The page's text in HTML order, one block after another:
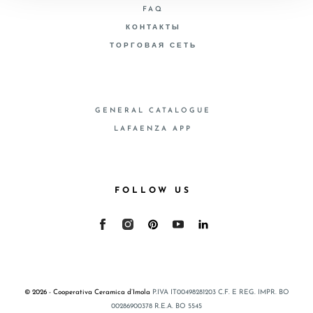
FAQ
КОНТАКТЫ
ТОРГОВАЯ СЕТЬ
GENERAL CATALOGUE
LAFAENZA APP
FOLLOW US
© 2026 - Cooperativa Ceramica d’Imola P.IVA IT00498281203 C.F. E REG. IMPR. BO
00286900378 R.E.A. BO 5545